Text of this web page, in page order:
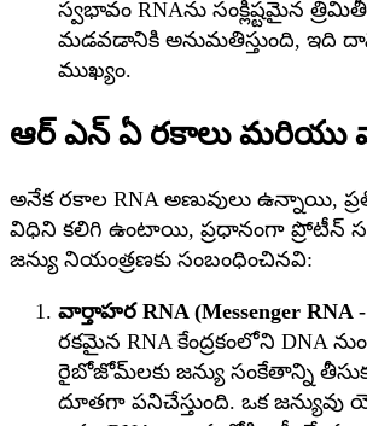
స్వభావం RNAను సంక్లిష్టమైన
మడవడానికి అనుమతిస్తుంది, ఇది
ముఖ్యం.
ఆర్ ఎన్ ఏ రకాలు మరియు
అనేక రకాల RNA అణువులు ఉన్నాయి, ప్రతి
విధిని కలిగి ఉంటాయి, ప్రధానంగా ప్రోటీన్
జన్యు నియంత్రణకు సంబంధించినవి:
వార్తాహర RNA (Messenger RNA
రకమైన RNA కేంద్రకంలోని DNA
రైబోజోమ్‌లకు జన్యు సంకేతాన్ని
దూతగా పనిచేస్తుంది. ఒక జన్యువు